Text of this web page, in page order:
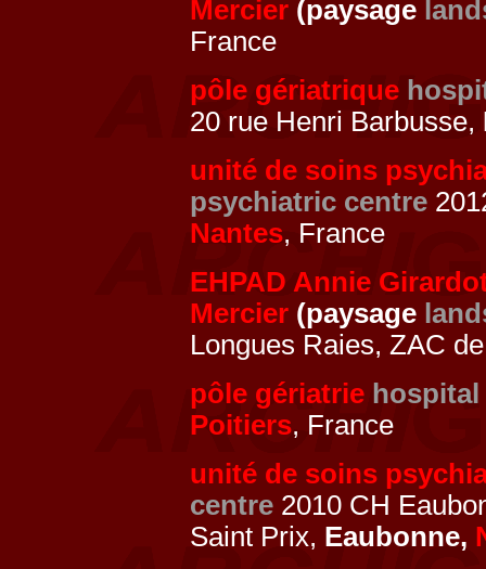
Mercier (paysage
France
pôle gériatrique
20 rue Henri Barbusse,
unité de soins
psychiatric centre
Nantes, France
EHPAD Annie
Mercier (paysage
Longues Raies, ZAC
pôle gériatrie
Poitiers, France
unité de soins
centre 2010 CH
Saint Prix, Eaubonne,